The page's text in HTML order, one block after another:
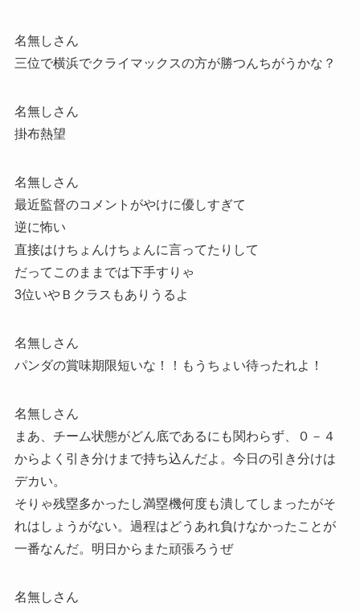
名無しさん
三位で横浜でクライマックスの方が勝つんちがうかな？
名無しさん
掛布熱望
名無しさん
最近監督のコメントがやけに優しすぎて
逆に怖い
直接はけちょんけちょんに言ってたりして
だってこのままでは下手すりゃ
3位いやＢクラスもありうるよ
名無しさん
パンダの賞味期限短いな！！もうちょい待ったれよ！
名無しさん
まあ、チーム状態がどん底であるにも関わらず、０－４
からよく引き分けまで持ち込んだよ。今日の引き分けは
デカい。
そりゃ残塁多かったし満塁機何度も潰してしまったがそ
れはしょうがない。過程はどうあれ負けなかったことが
一番なんだ。明日からまた頑張ろうぜ
名無しさん